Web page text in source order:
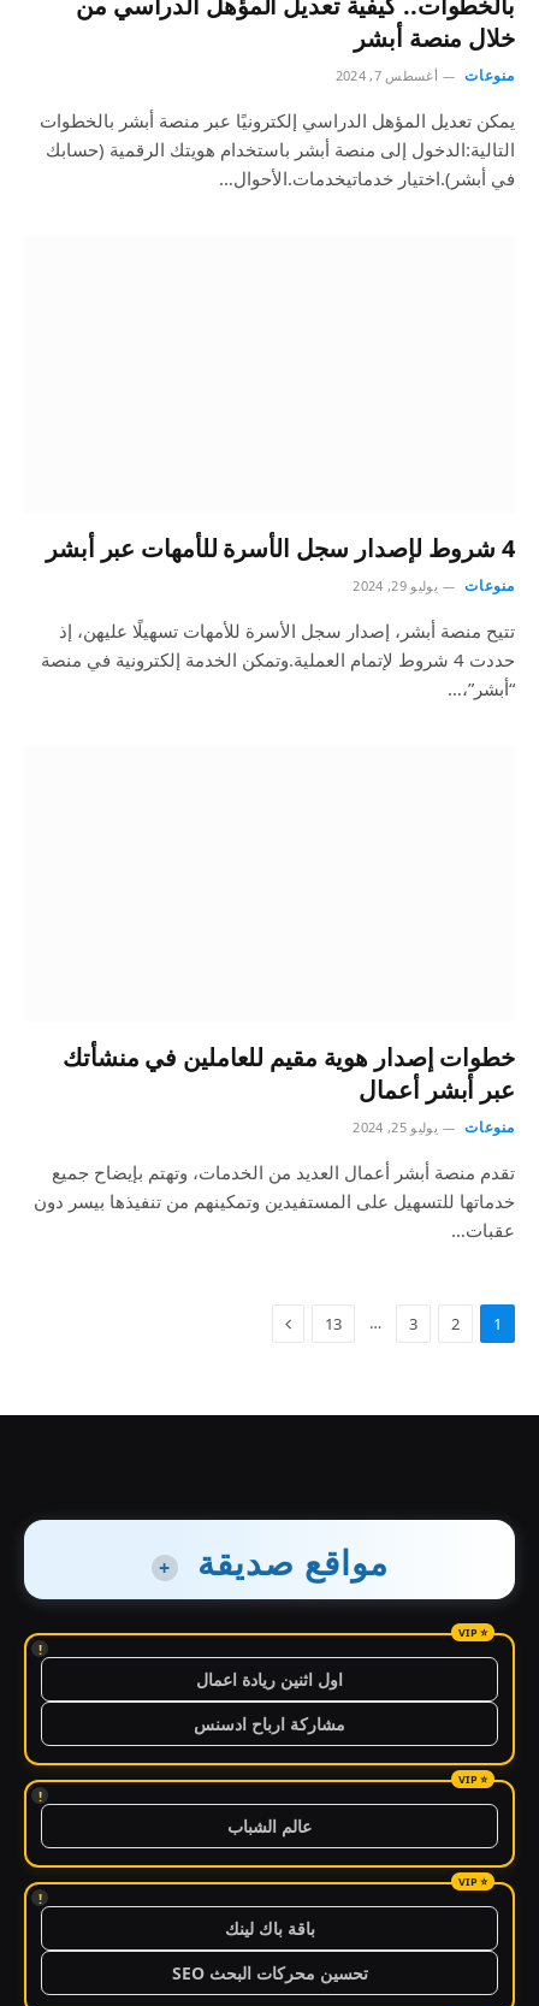
خلال منصة أبشر
منوعات أغسطس 7, 2024
يمكن تعديل المؤهل الدراسي إلكترونيًا عبر منصة أبشر بالخطوات
التالية:الدخول إلى منصة أبشر باستخدام هويتك الرقمية (حسابك
في أبشر).اختيار خدماتيخدمات.الأحوال…
4 شروط لإصدار سجل الأسرة للأمهات عبر أبشر
منوعات يوليو 29, 2024
تتيح منصة أبشر، إصدار سجل الأسرة للأمهات تسهيلًا عليهن، إذ
حددت 4 شروط لإتمام العملية.وتمكن الخدمة إلكترونية في منصة
“أبشر”،…
خطوات إصدار هوية مقيم للعاملين في منشأتك
عبر أبشر أعمال
منوعات يوليو 25, 2024
تقدم منصة أبشر أعمال العديد من الخدمات، وتهتم بإيضاح جميع
خدماتها للتسهيل على المستفيدين وتمكينهم من تنفيذها بيسر دون
عقبات…
1
2
3
…
13
مواقع صديقة +
!
اول اثنين ريادة اعمال
مشاركة ارباح ادسنس
!
عالم الشباب
!
باقة باك لينك
تحسين محركات البحث SEO